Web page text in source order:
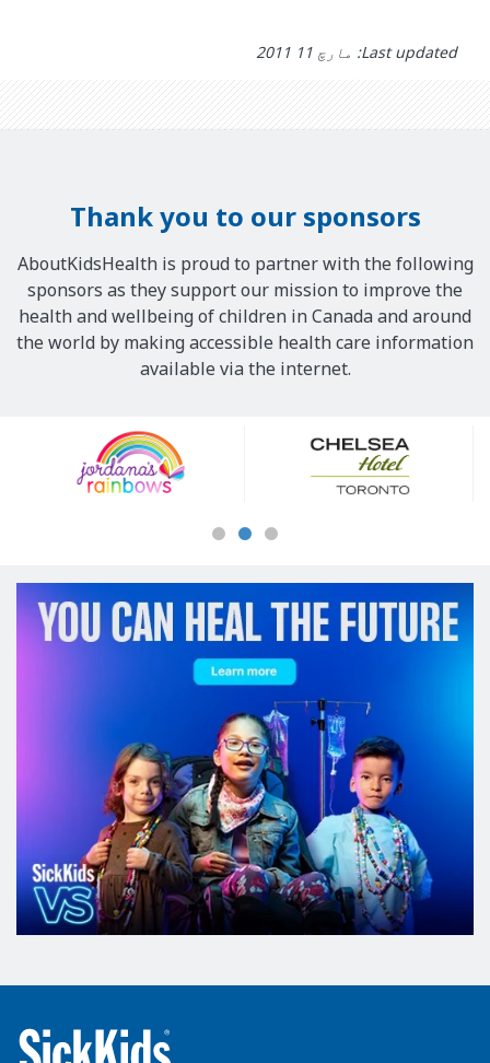
Last updated: مارچ 11 2011
Thank you to our sponsors
AboutKidsHealth is proud to partner with the following
sponsors as they support our mission to improve the
health and wellbeing of children in Canada and around
the world by making accessible health care information
available via the internet.
Sponsors